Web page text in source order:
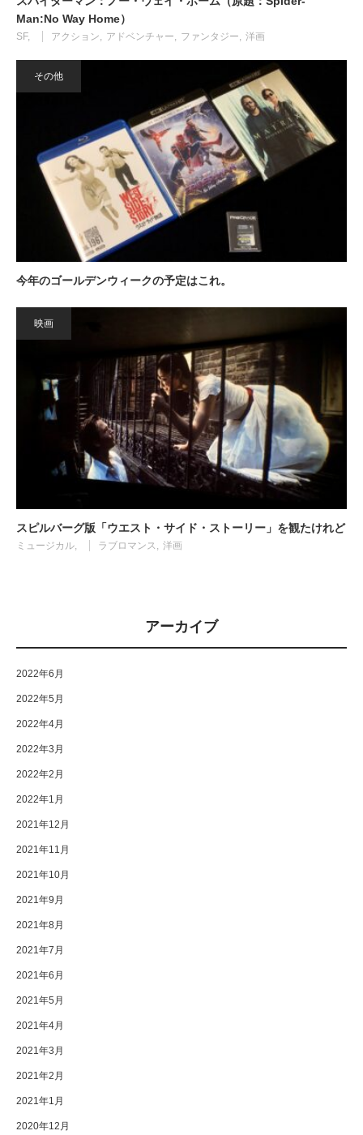
Man:No Way Home）
SF アクション アドベンチャー ファンタジー 洋画
その他
今年のゴールデンウィークの予定はこれ。
映画
スピルバーグ版「ウエスト・サイド・ストーリー」を観たけれど
ミュージカル ラブロマンス 洋画
アーカイブ
2022年6月
2022年5月
2022年4月
2022年3月
2022年2月
2022年1月
2021年12月
2021年11月
2021年10月
2021年9月
2021年8月
2021年7月
2021年6月
2021年5月
2021年4月
2021年3月
2021年2月
2021年1月
2020年12月